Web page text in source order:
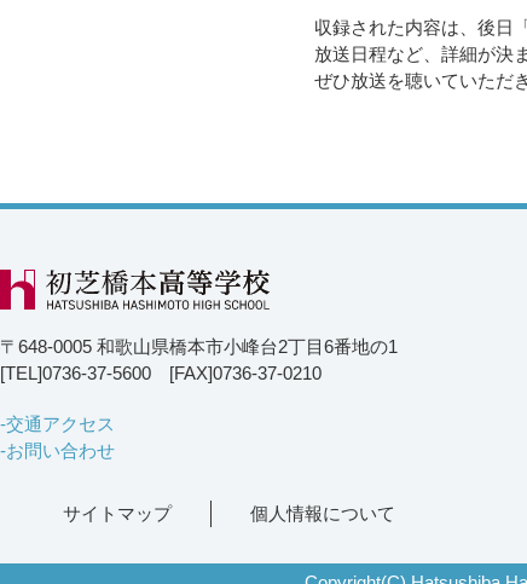
収録された内容は、後日
放送日程など、詳細が決
ぜひ放送を聴いていただ
〒648-0005 和歌山県橋本市小峰台2丁目6番地の1
[TEL]0736-37-5600 [FAX]0736-37-0210
交通アクセス
お問い合わせ
サイトマップ 個人情報について